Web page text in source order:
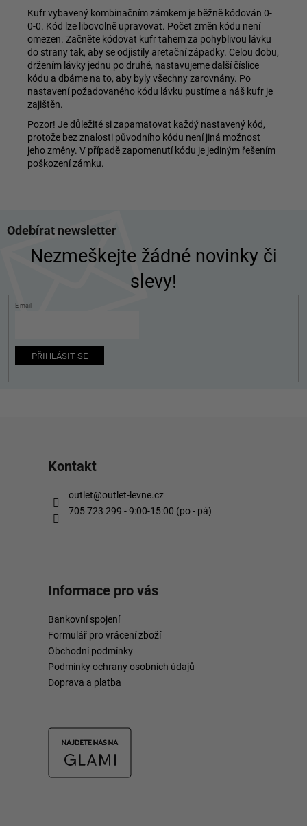
Kufr vybavený kombinačním zámkem je běžně kódován 0-
0-0. Kód lze libovolně upravovat. Počet změn kódu není
omezen. Začněte kódovat kufr tahem za pohyblivou lávku
do strany tak, aby se odjistily aretační západky. Celou dobu,
držením lávky jednu po druhé, nastavujeme další číslice
kódu a dbáme na to, aby byly všechny zarovnány. Po
nastavení požadovaného kódu lávku pustíme a náš kufr je
zajištěn.
Pozor! Je důležité si zapamatovat každý nastavený kód,
protože bez znalosti původního kódu není jiná možnost
jeho změny. V případě zapomenutí kódu je jediným řešením
poškození zámku.
áOdebírat newsletter
Nezmeškejte žádné novinky či
slevy!
E-mail
PŘIHLÁSIT SE
Kontakt
outlet@outlet-levne.cz
705 723 299 - 9:00-15:00 (po - pá)
Informace pro vás
Bankovní spojení
Formulář pro vrácení zboží
Obchodní podmínky
Podmínky ochrany osobních údajů
Doprava a platba